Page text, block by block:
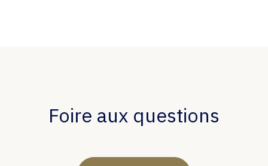
Foire aux questions